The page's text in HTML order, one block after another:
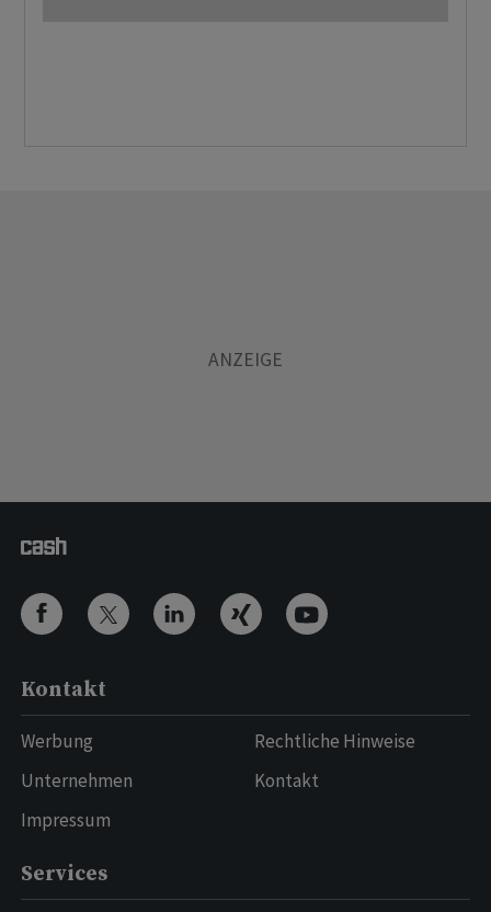
Kontakt
Werbung
Unternehmen
Impressum
Rechtliche Hinweise
Kontakt
Services